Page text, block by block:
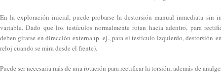
En la exploración inicial, puede probarse la destorsión manual inmediata sin
variable. Dado que los testículos normalmente rotan hacia adentro, para
deben girarse en dirección externa (p. ej., para el testículo izquierdo, destorsión
reloj cuando se mira desde el frente).
Puede ser necesaria más de una rotación para rectificar la torsión, además de